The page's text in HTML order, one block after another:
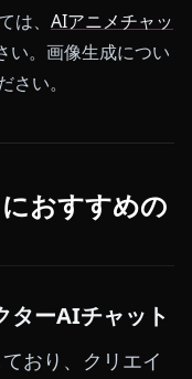
、 AIアニメチャッ
い。画像生成につい
さい。
おすすめの
ターAIチャット
おり、クリエイ